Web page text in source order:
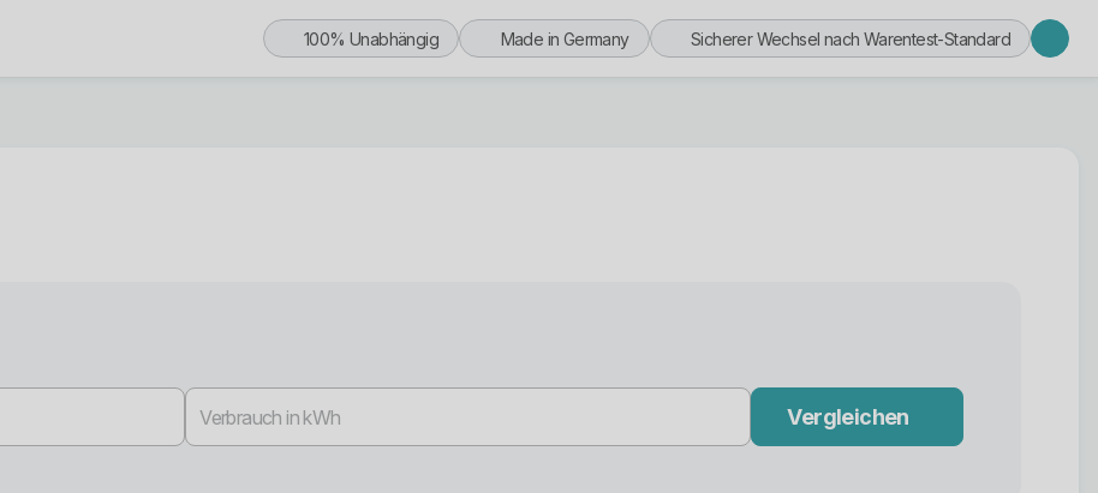
100% Unabhängig Made in Germany Sicherer Wechsel nach Warentest-Standard
Vergleichen